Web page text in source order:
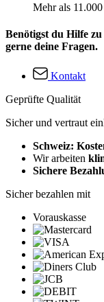
Mehr als
Benötigst du Hilfe
gerne deine Fragen.
Kontakt
Geprüfte Qualität
Sicher und vertraut
Schweiz:
Wir arbeiten
Sichere
Sicher bezahlen mit
Vorauskasse